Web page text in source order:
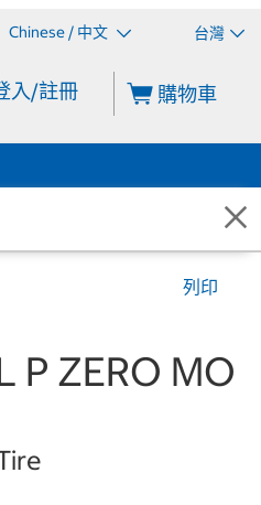
Chinese / 中文 台灣
入/註冊 購物車
列印
P ZERO MO